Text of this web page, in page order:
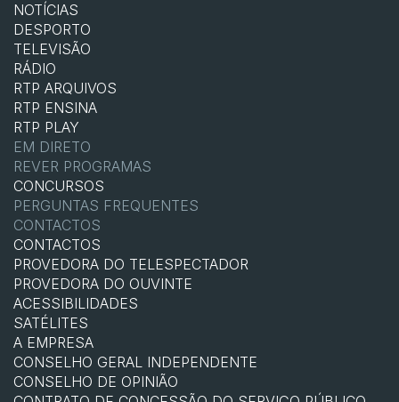
NOTÍCIAS
DESPORTO
TELEVISÃO
RÁDIO
RTP ARQUIVOS
RTP ENSINA
RTP PLAY
EM DIRETO
REVER PROGRAMAS
CONCURSOS
PERGUNTAS FREQUENTES
CONTACTOS
CONTACTOS
PROVEDORA DO TELESPECTADOR
PROVEDORA DO OUVINTE
ACESSIBILIDADES
SATÉLITES
A EMPRESA
CONSELHO GERAL INDEPENDENTE
CONSELHO DE OPINIÃO